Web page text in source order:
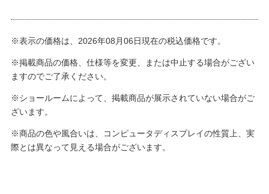
※表示の価格は、2026年08月06日現在の税込価格です。
※掲載商品の価格、仕様等を変更、または中止する場合がござい
ますのでご了承ください。
※ショールームによって、掲載商品が展示されていない場合がご
ざいます。
※商品の色や風合いは、コンピュータディスプレイの性質上、実
際とは異なって見える場合がございます。